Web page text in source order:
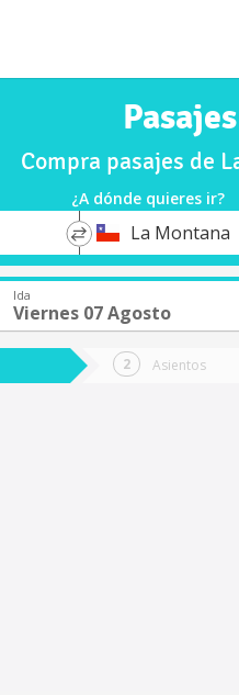
Compra pasajes de
¿A dónde quieres ir?
*
DestinoLa Montana
Ida
Viernes 07 Agosto
Asientos